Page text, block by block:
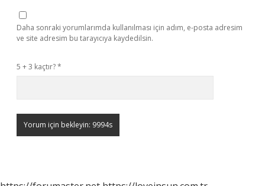
Daha sonraki yorumlarımda kullanılması için adım, e-posta adresim
ve site adresim bu tarayıcıya kaydedilsin.
5 + 3 kaçtır?*